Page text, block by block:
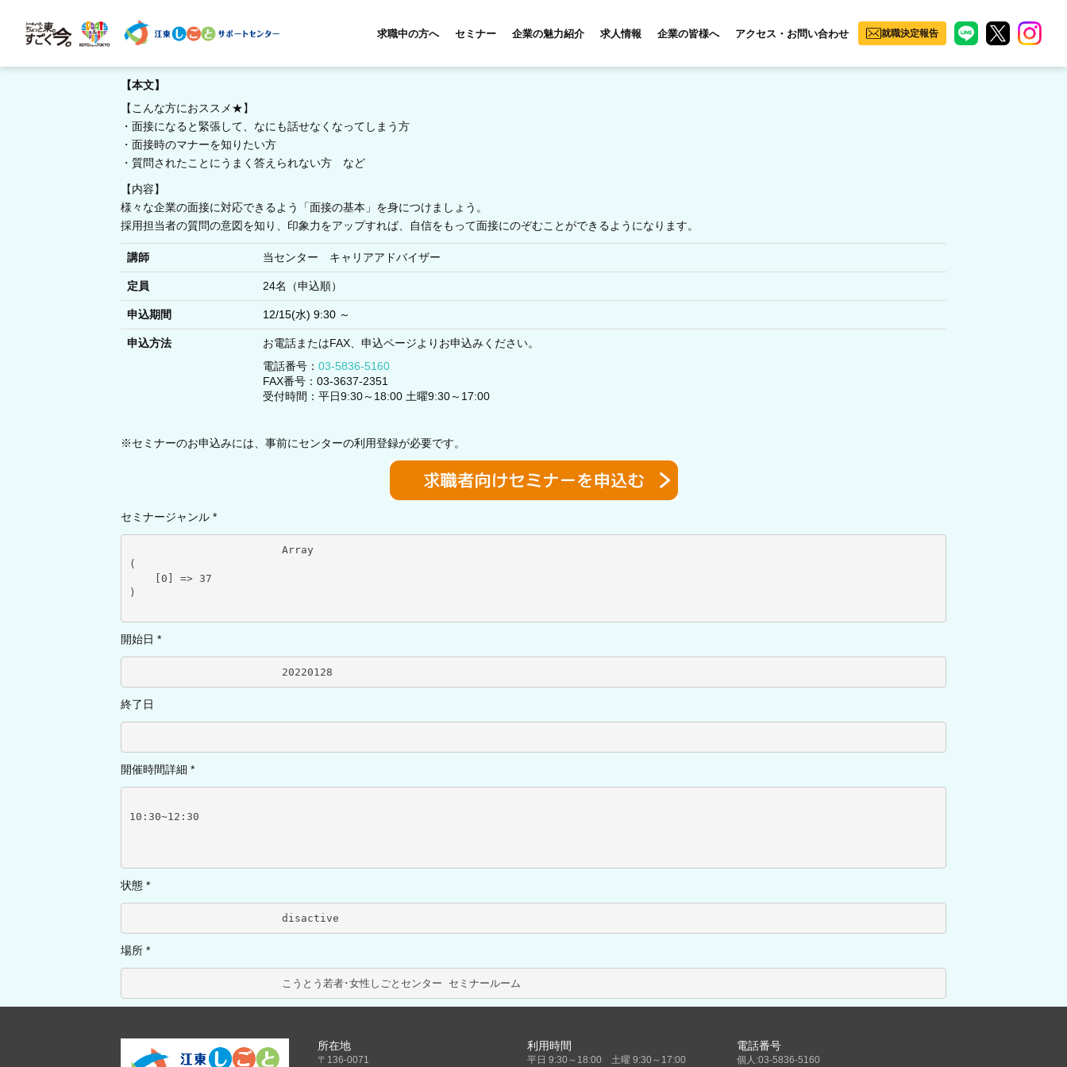
求職中の方へ セミナー 企業の魅力紹介 求人情報 企業の皆様へ アクセス・お問い合わせ 就職決定報告
【本文】
【こんな方におススメ★】
・面接になると緊張して、なにも話せなくなってしまう方
・面接時のマナーを知りたい方
・質問されたことにうまく答えられない方 など
【内容】
様々な企業の面接に対応できるよう「面接の基本」を身につけましょう。
採用担当者の質問の意図を知り、印象力をアップすれば、自信をもって面接にのぞむことができるようになります。
講師 当センター キャリアアドバイザー
定員 24名（申込順）
申込期間 12/15(水) 9:30 ～
申込方法
お電話またはFAX、申込ページよりお申込みください。
電話番号： 03-5836-5160
FAX番号：03-3637-2351
受付時間：平日9:30～18:00 土曜9:30～17:00
※セミナーのお申込みには、事前にセンターの利用登録が必要です。
セミナージャンル *
(
    [0] => 37
)
開始日 *
終了日
開催時間詳細 *
10:30~12:30
状態 *
場所 *
所在地
〒136-0071
利用時間
平日 9:30～18:00 土曜 9:30～17:00
電話番号
個人:03-5836-5160